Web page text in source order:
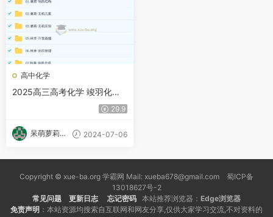
高中化学
2025高三高考化学 竣羽化学
29.9
呆萌萝莉甜
2024-07-06
Copyright © xue-ba.org 学霸网 Mail: xueba678@gmail.com 蜀ICP备
13018627号-2
常见问题
更新日志 忘记密码 本站推荐浏览器： Edge浏览器
免责声明 ：本站资源均搜索自互联网和网友分享,仅供大家学习交流,不对资料的